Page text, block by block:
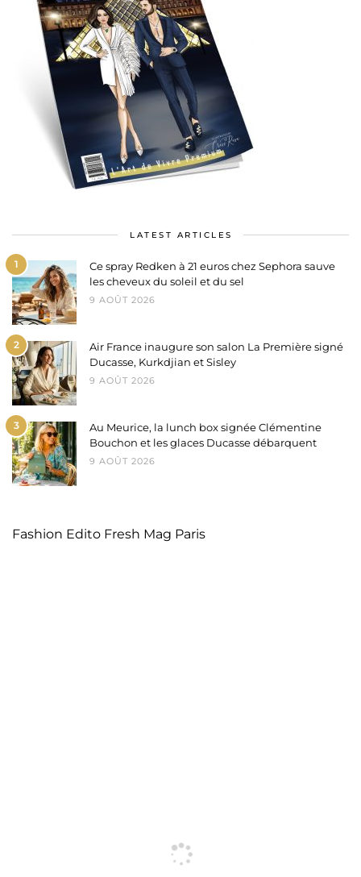
LATEST ARTICLES
1
Ce spray Redken à 21 euros chez Sephora sauve
les cheveux du soleil et du sel
9 AOÛT 2026
2
Air France inaugure son salon La Première signé
Ducasse, Kurkdjian et Sisley
9 AOÛT 2026
3
Au Meurice, la lunch box signée Clémentine
Bouchon et les glaces Ducasse débarquent
9 AOÛT 2026
Fashion Edito Fresh Mag Paris